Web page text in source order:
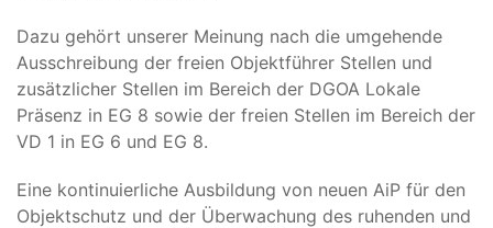
Dazu gehört unserer Meinung nach die umgehende
Ausschreibung der freien Objektführer Stellen und
zusätzlicher Stellen im Bereich der DGOA Lokale
Präsenz in EG 8 sowie der freien Stellen im Bereich der
VD 1 in EG 6 und EG 8.
Eine kontinuierliche Ausbildung von neuen AiP für den
Objektschutz und der Überwachung des ruhenden und